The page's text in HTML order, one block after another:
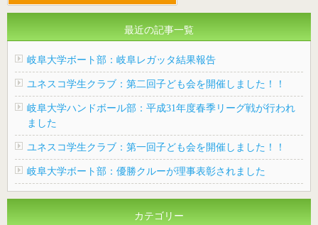
最近の記事一覧
岐阜大学ボート部：岐阜レガッタ結果報告
ユネスコ学生クラブ：第二回子ども会を開催しました！！
岐阜大学ハンドボール部：平成31年度春季リーグ戦が行われ
ました
ユネスコ学生クラブ：第一回子ども会を開催しました！！
岐阜大学ボート部：優勝クルーが理事表彰されました
カテゴリー